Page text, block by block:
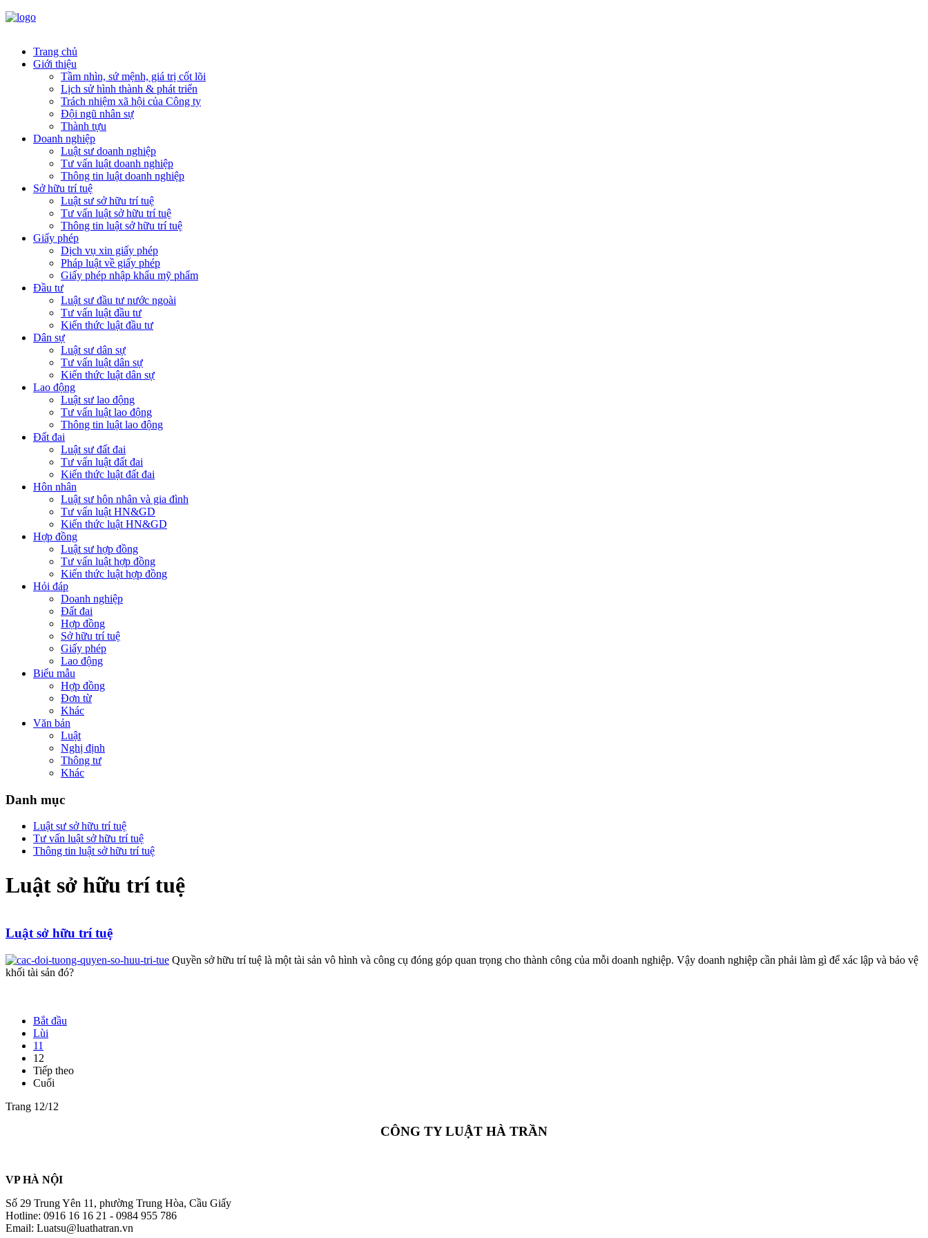
Trang chủ
Giới thiệu
Tầm nhìn, sứ mệnh, giá trị cốt lõi
Lịch sử hình thành & phát triển
Trách nhiệm xã hội của Công ty
Đội ngũ nhân sự
Thành tựu
Doanh nghiệp
Luật sư doanh nghiệp
Tư vấn luật doanh nghiệp
Thông tin luật doanh nghiệp
Sở hữu trí tuệ
Luật sư sở hữu trí tuệ
Tư vấn luật sở hữu trí tuệ
Thông tin luật sở hữu trí tuệ
Giấy phép
Dịch vụ xin giấy phép
Pháp luật về giấy phép
Giấy phép nhập khẩu mỹ phẩm
Đầu tư
Luật sư đầu tư nước ngoài
Tư vấn luật đầu tư
Kiến thức luật đầu tư
Dân sự
Luật sư dân sự
Tư vấn luật dân sự
Kiến thức luật dân sự
Lao động
Luật sư lao động
Tư vấn luật lao động
Thông tin luật lao động
Đất đai
Luật sư đất đai
Tư vấn luật đất đai
Kiến thức luật đất đai
Hôn nhân
Luật sư hôn nhân và gia đình
Tư vấn luật HN&GD
Kiến thức luật HN&GD
Hợp đồng
Luật sư hợp đồng
Tư vấn luật hợp đồng
Kiến thức luật hợp đồng
Hỏi đáp
Doanh nghiệp
Đất đai
Hợp đồng
Sở hữu trí tuệ
Giấy phép
Lao động
Biểu mẫu
Hợp đồng
Đơn từ
Khác
Văn bản
Luật
Nghị định
Thông tư
Khác
Danh mục
Luật sư sở hữu trí tuệ
Tư vấn luật sở hữu trí tuệ
Thông tin luật sở hữu trí tuệ
Luật sở hữu trí tuệ
Luật sở hữu trí tuệ
Quyền sở hữu trí tuệ là một tài sản vô hình và công cụ đóng góp quan trọng cho thành công của mỗi doanh nghiệp. Vậy doanh nghiệp cần phải làm gì để xác lập và bảo vệ
khối tài sản đó?
Bắt đầu
Lùi
11
12
Tiếp theo
Cuối
Trang 12/12
CÔNG TY LUẬT HÀ TRẦN
VP HÀ NỘI
Số 29 Trung Yên 11, phường Trung Hòa, Cầu Giấy
Hotline: 0916 16 16 21 - 0984 955 786
Email: Luatsu@luathatran.vn